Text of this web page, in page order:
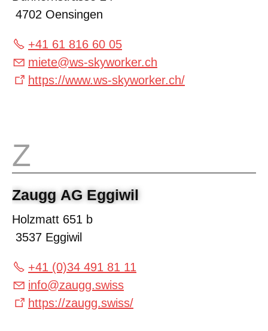
4702 Oensingen
+41 61 816 60 05
miete@ws-skyworker.ch
https://www.ws-skyworker.ch/
Zaugg AG Eggiwil
Holzmatt 651 b
3537 Eggiwil
+41 (0)34 491 81 11
info@zaugg.swiss
https://zaugg.swiss/